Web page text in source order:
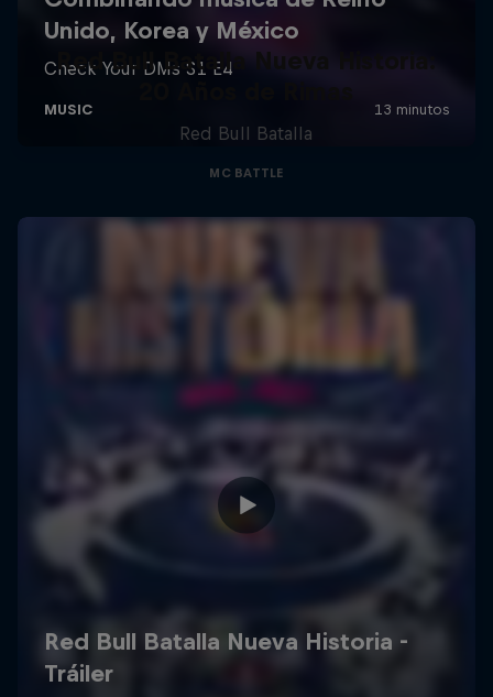
Red Bull Batalla Nueva Historia:
Red Bull Batalla
MC BATTLE